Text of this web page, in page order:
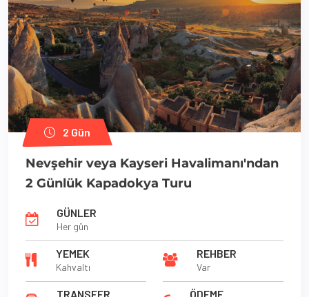
2 Gün
Nevşehir veya Kayseri Havalimanı'ndan
2 Günlük Kapadokya Turu
GÜNLER
Her gün
YEMEK
Kahvaltı
REHBER
Var
TRANSFER ÖDEME